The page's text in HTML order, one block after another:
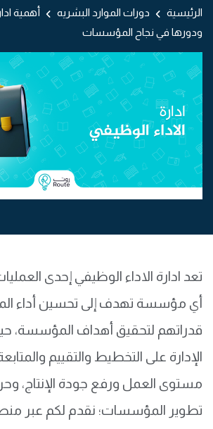
الرئيسية دورات الموارد البشريه
أهمية
ودورها في نجاح المؤسسات
تعد ادارة الاداء الوظيفي إحدى
أي مؤسسة تهدف إلى تحسين أداء
قدراتهم لتحقيق أهداف المؤسسة،
الإدارة على التخطيط والتقييم
مستوى العمل ورفع جودة الإنتاج،
تطوير المؤسسات؛ نقدم لكم عبر